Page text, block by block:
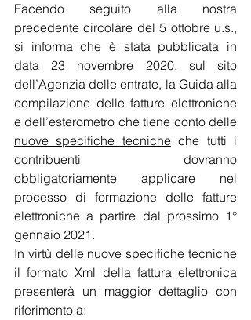
Facendo seguito alla nostra
precedente circolare del 5 ottobre u.s.,
si informa che è stata pubblicata in
data 23 novembre 2020, sul sito
dell’Agenzia delle entrate, la Guida alla
compilazione delle fatture elettroniche
nuove specifiche tecniche che tutti i
contribuenti dovranno
obbligatoriamente applicare nel
processo di formazione delle fatture
elettroniche a partire dal prossimo 1°
gennaio 2021.
In virtù delle nuove specifiche tecniche
il formato Xml della fattura elettronica
presenterà un maggior dettaglio con
riferimento a: